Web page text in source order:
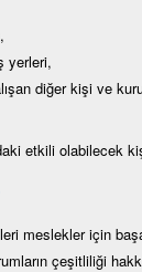
yerleri,
diğer kişi ve
etkili olabilecek
meslekler için
çeşitliliği